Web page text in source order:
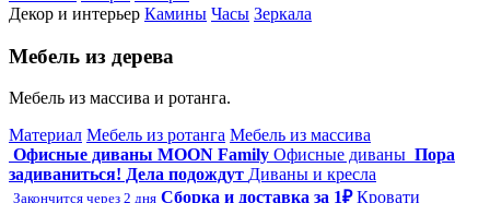
Декор и интерьер Камины Часы Зеркала
Мебель из дерева
Мебель из массива и ротанга.
Материал Мебель из ротанга Мебель из массива
Офисные диваны MOON Family Офисные диваны Пора
задиваниться! Дела подождут Диваны и кресла
Закончится через 2 дня Сборка и доставка за 1₽ Кровати